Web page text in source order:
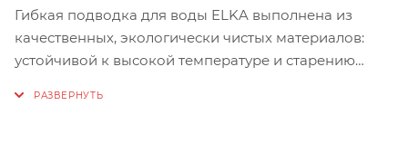
Гибкая подводка для воды ELKA выполнена из
качественных, экологически чистых материалов:
устойчивой к высокой температуре и старению